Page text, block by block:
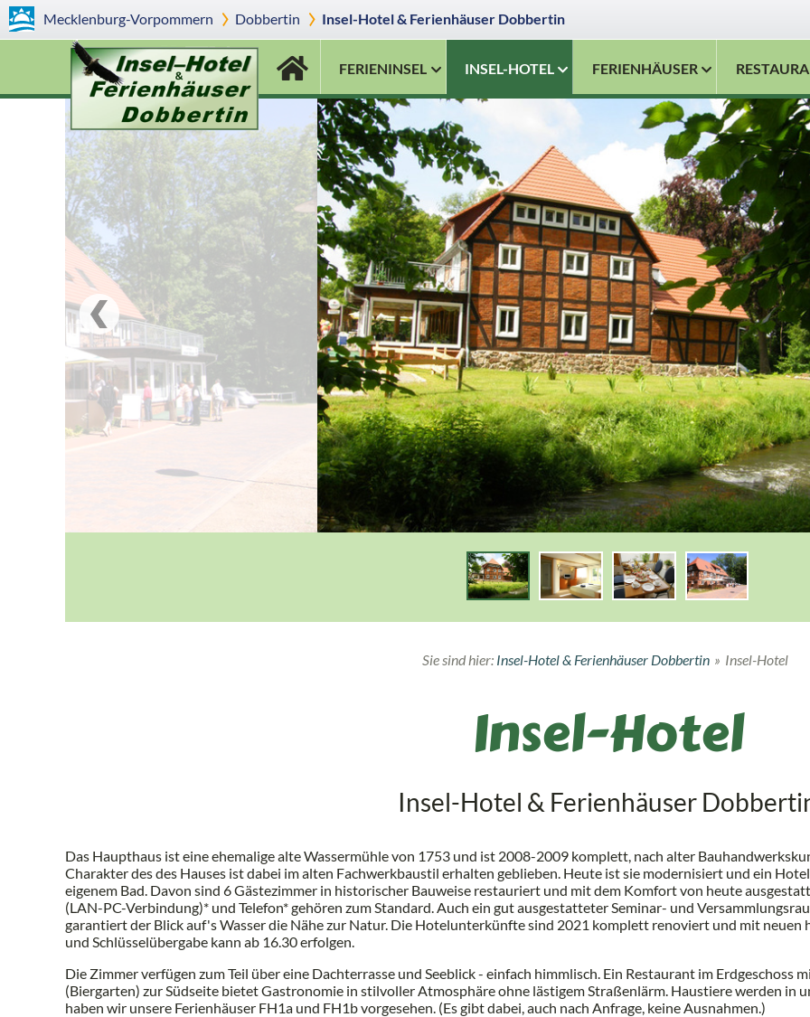
Mecklenburg-Vorpommern Dobbertin Insel-Hotel & Ferienhäuser Dobbertin
FERIENINSEL INSEL-HOTEL FERIENHÄUSER
Sie sind hier: Insel-Hotel & Ferienhäuser Dobbertin » Insel-Hotel
Insel-Hotel
Insel-Hotel & Ferienhäuser
Das Haupthaus ist eine ehemalige alte Wassermühle von 1753 und ist 2008-2009 komplett, nach alter
Charakter des des Hauses ist dabei im alten Fachwerkbaustil erhalten geblieben. Heute ist sie modernisiert und ein
eigenem Bad. Davon sind 6 Gästezimmer in historischer Bauweise restauriert und mit dem Komfort von heute
(LAN-PC-Verbindung)* und Telefon* gehören zum Standard. Auch ein gut ausgestatteter Seminar- und
garantiert der Blick auf's Wasser die Nähe zur Natur. Die Hotelunterkünfte sind 2021 komplett renoviert und mit
und Schlüsselübergabe kann ab 16.30 erfolgen.
Die Zimmer verfügen zum Teil über eine Dachterrasse und Seeblick - einfach himmlisch. Ein Restaurant im
(Biergarten) zur Südseite bietet Gastronomie in stilvoller Atmosphäre ohne lästigem Straßenlärm. Haustiere werden
haben wir unsere Ferienhäuser FH1a und FH1b vorgesehen. (Es gibt dabei, auch nach Anfrage, keine Ausnahmen.)